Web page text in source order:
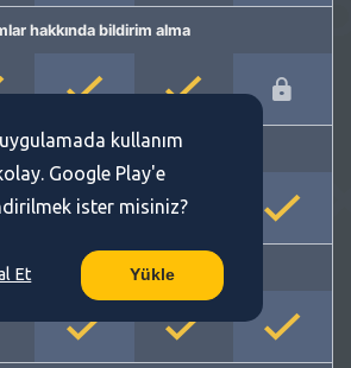
hakkında bildirim alma
kullanım
Google Play'e
ister misiniz?
Et Yükle